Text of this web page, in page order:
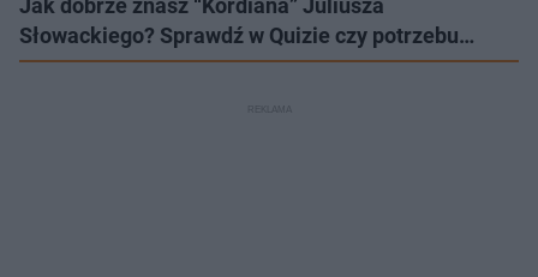
Słowackiego? Sprawdź w Quizie czy potrzebu…